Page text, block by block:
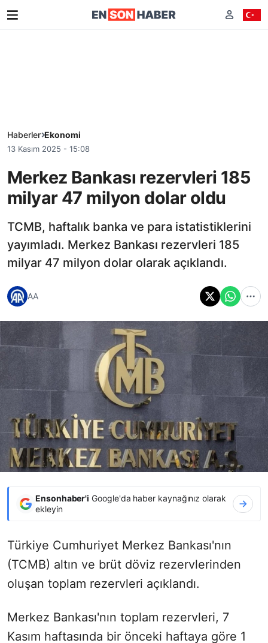
Haberler Ekonomi
13 Kasım 2025 - 15:08
Merkez Bankası rezervleri 185
milyar 47 milyon dolar oldu
TCMB, haftalık banka ve para istatistiklerini
yayımladı. Merkez Bankası rezervleri 185
milyar 47 milyon dolar olarak açıklandı.
AA
Ensonhaber'i Google'da haber kaynağınız olarak
ekleyin
Türkiye Cumhuriyet Merkez Bankası'nın
(TCMB) altın ve brüt döviz rezervlerinden
oluşan toplam rezervleri açıklandı.
Merkez Bankası'nın toplam rezervleri, 7
Kasım haftasında bir önceki haftaya göre 1